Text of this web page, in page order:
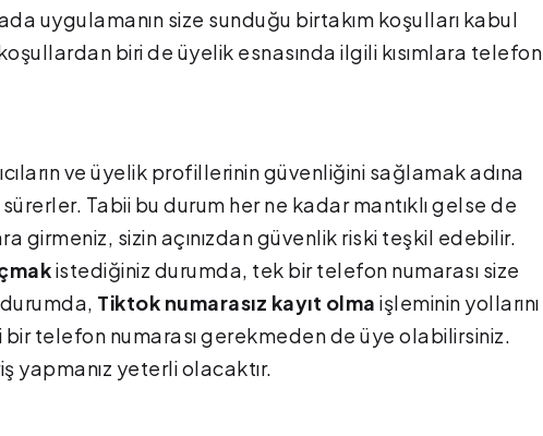
uygulamanın size sunduğu birtakım koşulları kabul
biri de üyelik esnasında ilgili kısımlara telefon
ve üyelik profillerinin güvenliğini sağlamak adına
Tabii bu durum her ne kadar mantıklı gelse de
girmeniz, sizin açınızdan güvenlik riski teşkil edebilir.
istediğiniz durumda, tek bir telefon numarası size
Tiktok numarasız kayıt olma işleminin yollarını
bir telefon numarası gerekmeden de üye olabilirsiniz.
yapmanız yeterli olacaktır.